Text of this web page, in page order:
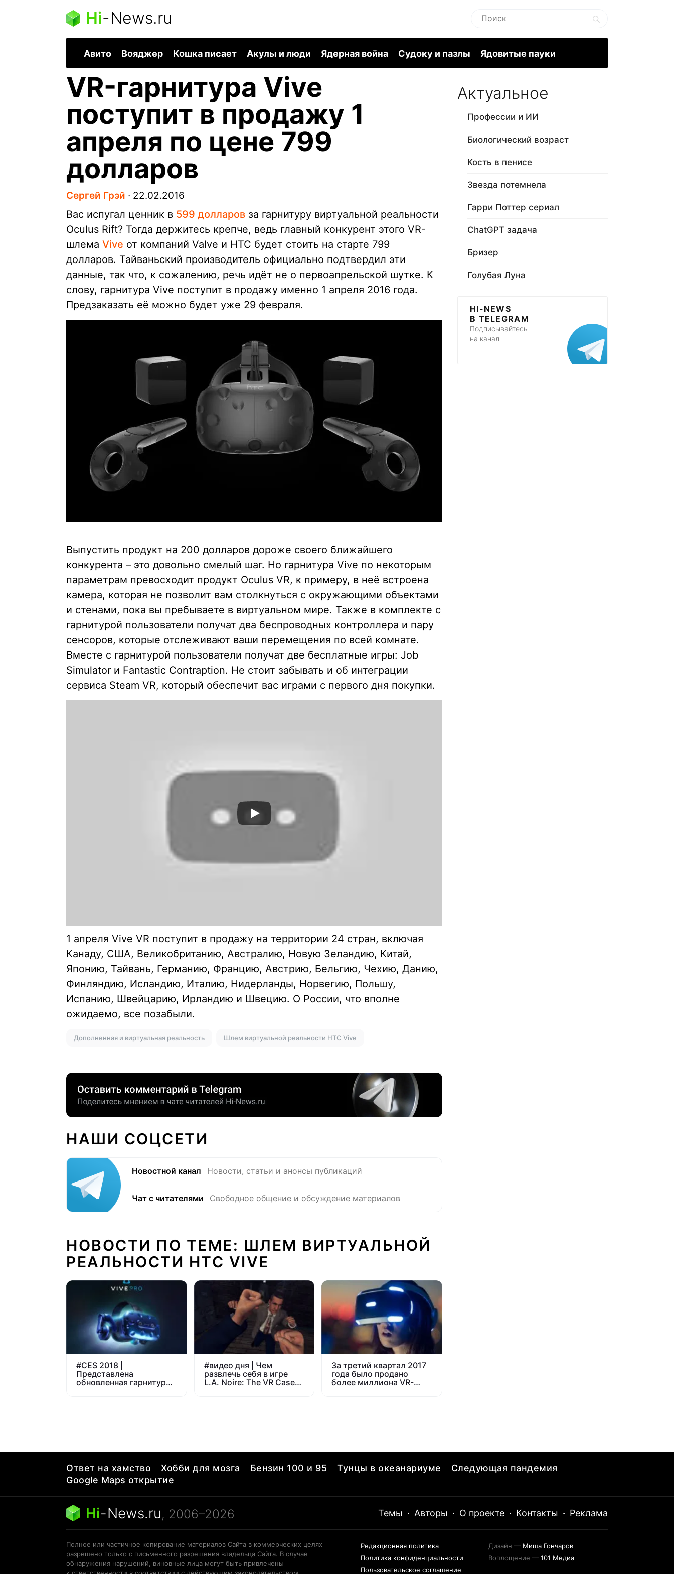
Hi-News.ru
Авито Вояджер Кошка писает Акулы и люди Ядерная война Судоку и пазлы Ядовитые пауки
VR-гарнитура Vive
поступит в продажу 1
апреля по цене 799
долларов
Сергей Грэй ∙ 22.02.2016
Вас испугал ценник в 599 долларов за гарнитуру виртуальной реальности
Oculus Rift? Тогда держитесь крепче, ведь главный конкурент этого VR-
шлема Vive от компаний Valve и HTC будет стоить на старте 799
долларов. Тайваньский производитель официально подтвердил эти
данные, так что, к сожалению, речь идёт не о первоапрельской шутке. К
слову, гарнитура Vive поступит в продажу именно 1 апреля 2016 года.
Предзаказать её можно будет уже 29 февраля.
Выпустить продукт на 200 долларов дороже своего ближайшего
конкурента – это довольно смелый шаг. Но гарнитура Vive по некоторым
параметрам превосходит продукт Oculus VR, к примеру, в неё встроена
камера, которая не позволит вам столкнуться с окружающими объектами
и стенами, пока вы пребываете в виртуальном мире. Также в комплекте с
гарнитурой пользователи получат два беспроводных контроллера и пару
сенсоров, которые отслеживают ваши перемещения по всей комнате.
Вместе с гарнитурой пользователи получат две бесплатные игры: Job
Simulator и Fantastic Contraption. Не стоит забывать и об интеграции
сервиса Steam VR, который обеспечит вас играми с первого дня покупки.
1 апреля Vive VR поступит в продажу на территории 24 стран, включая
Канаду, США, Великобританию, Австралию, Новую Зеландию, Китай,
Японию, Тайвань, Германию, Францию, Австрию, Бельгию, Чехию, Данию,
Финляндию, Исландию, Италию, Нидерланды, Норвегию, Польшу,
Испанию, Швейцарию, Ирландию и Швецию. О России, что вполне
ожидаемо, все позабыли.
Дополненная и виртуальная реальность Шлем виртуальной реальности HTC Vive
НАШИ СОЦСЕТИ
Новостной канал Новости, статьи и анонсы публикаций
Чат с читателями Свободное общение и обсуждение материалов
НОВОСТИ ПО ТЕМЕ: ШЛЕМ ВИРТУАЛЬНОЙ
РЕАЛЬНОСТИ HTC VIVE
#CES 2018 |
Представлена
обновленная гарнитура
#видео дня | Чем
развлечь себя в игре
L.A. Noire: The VR Case
За третий квартал 2017
года было продано
более миллиона VR-
Актуальное
Профессии и ИИ
Биологический возраст
Кость в пенисе
Звезда потемнела
Гарри Поттер сериал
ChatGPT задача
Бризер
Голубая Луна
HI-NEWS
В TELEGRAM
Подписывайтесь
на канал
Ответ на хамство Хобби для мозга Бензин 100 и 95 Тунцы в океанариуме
Следующая пандемия
Google Maps открытие
Hi-News.ru, 2006–2026 Темы · Авторы · О проекте · Контакты · Реклама
Полное или частичное копирование материалов Сайта в коммерческих целях
разрешено только с письменного разрешения владельца Сайта. В случае
обнаружения нарушений, виновные лица могут быть привлечены
Редакционная политика
Политика конфиденциальности
Пользовательское соглашение
Дизайн — Миша Гончаров
Воплощение — 101 Медиа